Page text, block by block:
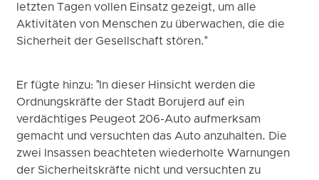
letzten Tagen vollen Einsatz gezeigt, um alle
Aktivitäten von Menschen zu überwachen, die die
Sicherheit der Gesellschaft stören."
Er fügte hinzu: "In dieser Hinsicht werden die
Ordnungskräfte der Stadt Borujerd auf ein
verdächtiges Peugeot 206-Auto aufmerksam
gemacht und versuchten das Auto anzuhalten. Die
zwei Insassen beachteten wiederholte Warnungen
der Sicherheitskräfte nicht und versuchten zu